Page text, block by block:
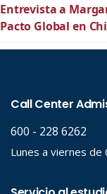
Entrevista a
Pacto Global en